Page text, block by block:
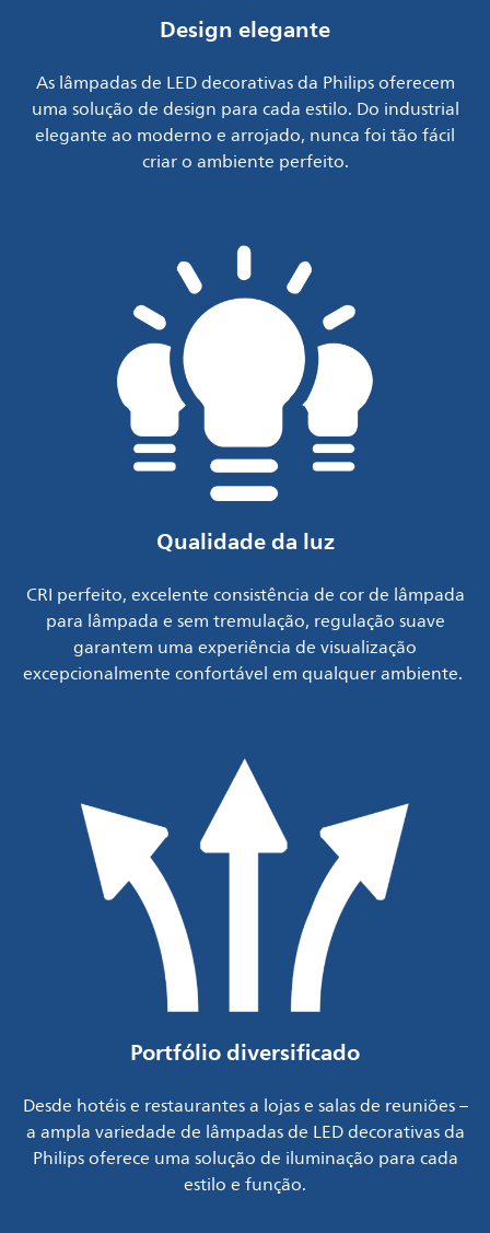
Design elegante
As lâmpadas de LED decorativas da Philips oferecem
uma solução de design para cada estilo. Do industrial
elegante ao moderno e arrojado, nunca foi tão fácil
criar o ambiente perfeito.
Qualidade da luz
CRI perfeito, excelente consistência de cor de lâmpada
para lâmpada e sem tremulação, regulação suave
garantem uma experiência de visualização
excepcionalmente confortável em qualquer ambiente.
Portfólio diversificado
Desde hotéis e restaurantes a lojas e salas de reuniões –
a ampla variedade de lâmpadas de LED decorativas da
Philips oferece uma solução de iluminação para cada
estilo e função.